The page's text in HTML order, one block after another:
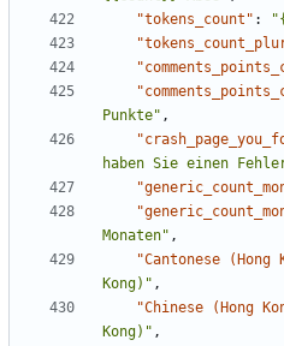
"tokens_count" :
Punkte" ,
haben Sie einen
Monaten" ,
"Cantonese (Hong
Kong)" ,
"Chinese (Hong
Kong)" ,